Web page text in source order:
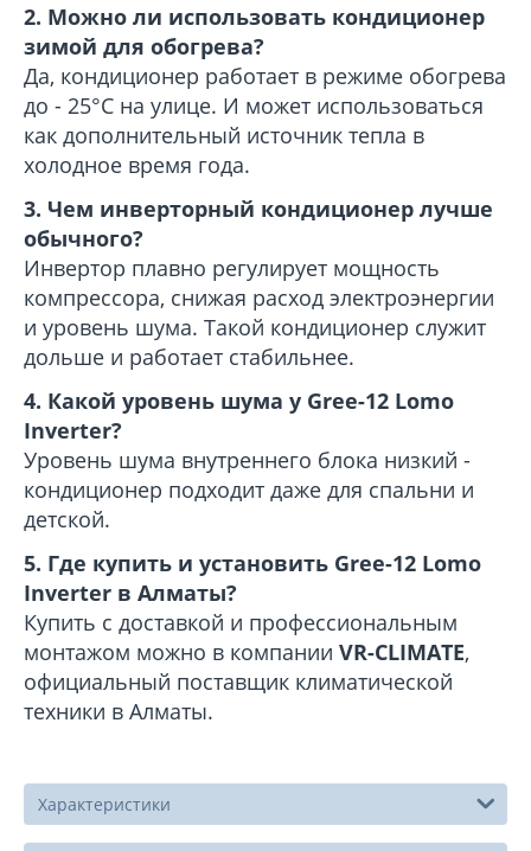
2. Можно ли использовать кондиционер
зимой для обогрева?
Да, кондиционер работает в режиме обогрева
до - 25°C на улице. И может использоваться
как дополнительный источник тепла в
холодное время года.
3. Чем инверторный кондиционер лучше
обычного?
Инвертор плавно регулирует мощность
компрессора, снижая расход электроэнергии
и уровень шума. Такой кондиционер служит
дольше и работает стабильнее.
4. Какой уровень шума у Gree-12 Lomo
Inverter?
Уровень шума внутреннего блока низкий -
кондиционер подходит даже для спальни и
детской.
5. Где купить и установить Gree-12 Lomo
Inverter в Алматы?
Купить с доставкой и профессиональным
монтажом можно в компании VR-CLIMATE,
официальный поставщик климатической
техники в Алматы.
Характеристики